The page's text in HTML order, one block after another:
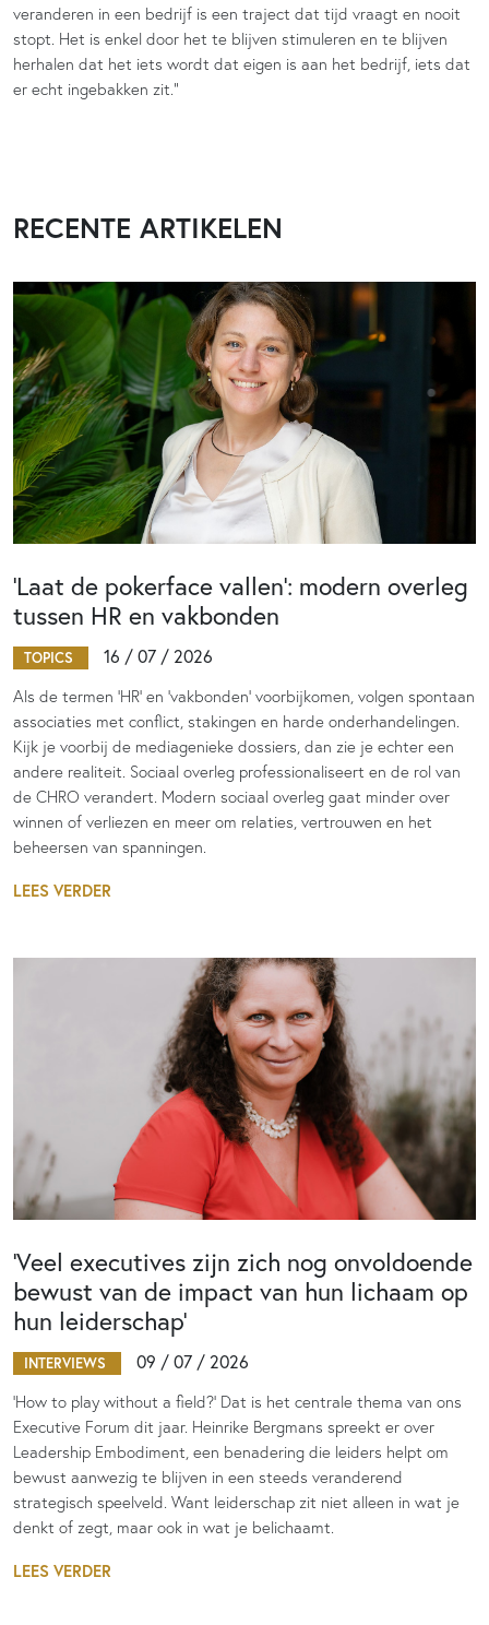
veranderen in een bedrijf is een traject dat tijd vraagt en nooit
stopt. Het is enkel door het te blijven stimuleren en te blijven
herhalen dat het iets wordt dat eigen is aan het bedrijf, iets dat
er echt ingebakken zit.”
RECENTE ARTIKELEN
‘Laat de pokerface vallen’: modern overleg
tussen HR en vakbonden
TOPICS 16 / 07 / 2026
Als de termen 'HR' en 'vakbonden' voorbijkomen, volgen spontaan
associaties met conflict, stakingen en harde onderhandelingen.
Kijk je voorbij de mediagenieke dossiers, dan zie je echter een
andere realiteit. Sociaal overleg professionaliseert en de rol van
de CHRO verandert. Modern sociaal overleg gaat minder over
winnen of verliezen en meer om relaties, vertrouwen en het
beheersen van spanningen.
LEES VERDER
‘Veel executives zijn zich nog onvoldoende
bewust van de impact van hun lichaam op
hun leiderschap’
INTERVIEWS 09 / 07 / 2026
‘How to play without a field?’ Dat is het centrale thema van ons
Executive Forum dit jaar. Heinrike Bergmans spreekt er over
Leadership Embodiment, een benadering die leiders helpt om
bewust aanwezig te blijven in een steeds veranderend
strategisch speelveld. Want leiderschap zit niet alleen in wat je
denkt of zegt, maar ook in wat je belichaamt.
LEES VERDER